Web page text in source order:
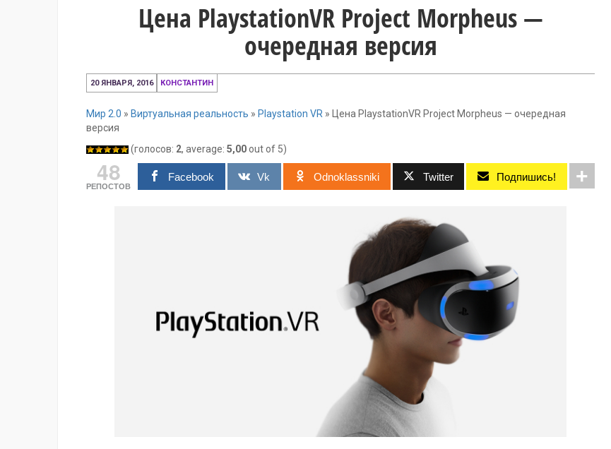
Цена PlaystationVR Project Morpheus —
очередная версия
20 ЯНВАРЯ, 2016
12
апреля,
КОНСТАНТИН
Мир 2.0 » Виртуальная реальность » Playstation VR » Цена PlaystationVR Project Morpheus — очередная
версия
(голосов: 2, average: 5,00out of 5)
48
РЕПОСТОВ
Facebook Vk Odnoklassniki Twitter Подпишись!